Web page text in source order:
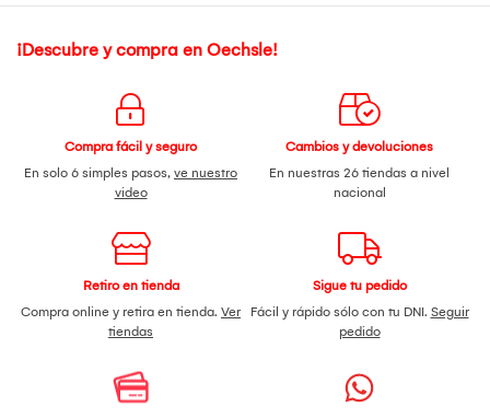
¡Descubre y compra en Oechsle!
Compra fácil y seguro
En solo 6 simples pasos, ve nuestro
video
Cambios y devoluciones
En nuestras 26 tiendas a nivel
nacional
Retiro en tienda
Compra online y retira en tienda. Ver
tiendas
Sigue tu pedido
Fácil y rápido sólo con tu DNI. Seguir
pedido